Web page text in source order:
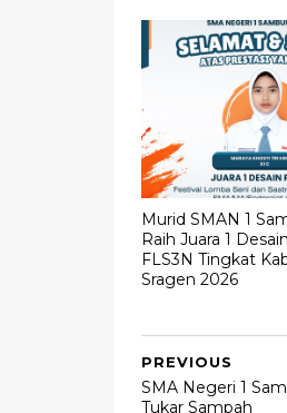
Murid SMAN 1
Raih Juara 1
FLS3N Tingkat
Sragen 2026
PREVIOUS
SMA Negeri 1
Tukar Sampah